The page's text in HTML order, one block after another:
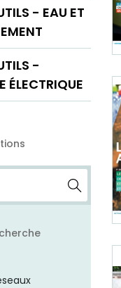
- EAU ET
-
ÉLECTRIQUE